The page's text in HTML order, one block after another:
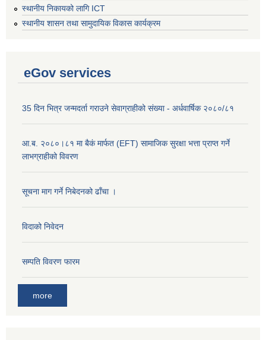
स्थानीय निकायको लागि ICT
स्थानीय शासन तथा सामुदायिक विकास कार्यक्रम
eGov services
35 दिन भित्र जन्मदर्ता गराउने सेवाग्राहीको संख्या - अर्धवार्षिक २०८०/८१
आ.ब. २०८०।८१ मा बैकं मार्फत (EFT) सामाजिक सुरक्षा भत्ता प्राप्त गर्ने
लाभग्राहीको विवरण
सूचना माग गर्ने निबेदनको ढाँचा ।
विदाको निवेदन
सम्पति विवरण फारम
more